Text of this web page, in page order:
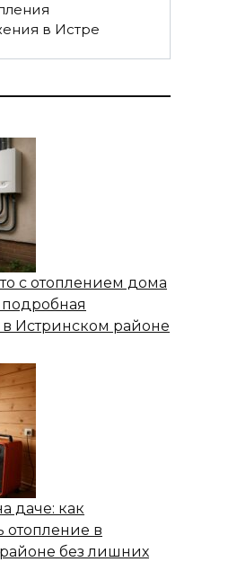
в Истре
с отоплением дома
подробная
в Истринском районе
даче: как
отопление в
без лишних